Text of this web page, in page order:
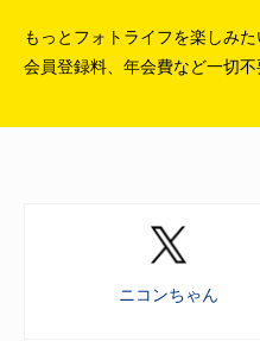
もっとフォトライフを楽しみた
会員登録料、年会費など一切
ニコンちゃん